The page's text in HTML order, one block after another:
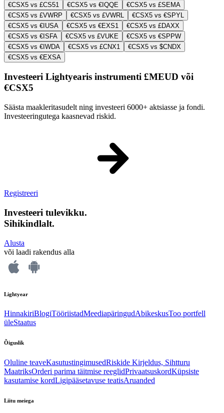
€CSX5 vs £CS51
€CSX5 vs €IQQE
€CSX5 vs £SEMA
€CSX5 vs £VWRP
€CSX5 vs £VWRL
€CSX5 vs €SPYL
€CSX5 vs €IUSA
€CSX5 vs €EXS1
€CSX5 vs £DAXX
€CSX5 vs €ISFA
€CSX5 vs £VUKE
€CSX5 vs €SPPW
€CSX5 vs €IWDA
€CSX5 vs £CNX1
€CSX5 vs $CNDX
€CSX5 vs €EXSA
Investeeri Lightyearis instrumenti £MEUD või
€CSX5
Säästa maakleritasudelt ning investeeri 6000+ aktsiasse ja fondi.
Investeeringutega kaasnevad riskid.
Registreeri
Investeeri tulevikku.
Sihikindlalt.
Alusta
või laadi rakendus alla
Lightyear
HinnakiriBlogiTööriistadMeediapäringudAbikeskusToo portfell
üleStaatus
Õiguslik
Oluline teaveKasutustingimusedRiskide Kirjeldus, Sihtturu
MaatriksOrderi parima täitmise reeglidPrivaatsuskordKüpsiste
kasutamise kordLigipääsetavuse teatisAruanded
Liitu meiega